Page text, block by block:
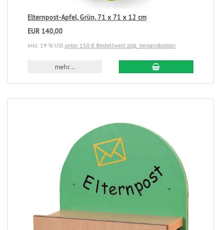
Elternpost-Apfel, Grün, 71 x 71 x 12 cm
EUR 140,00
inkl. 19 % USt unter 150 € Bestellwert zzgl. Versandkosten
mehr...